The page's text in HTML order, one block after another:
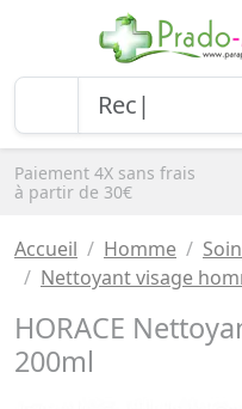
Paiement 4X sans frais
à partir de 30€
Accueil Homme
Nettoyant visage
HORACE
200ml